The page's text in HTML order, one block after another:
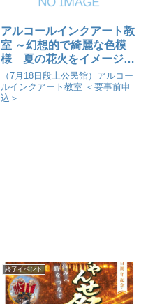
アルコールインクアート教
室 ～幻想的で綺麗な色模
様 夏の花火をイメージし
て作ります～＜要事前申込
＞
（7月18日段上公民館）アルコー
ルインクアート教室 ＜要事前申
込＞
終了イベント